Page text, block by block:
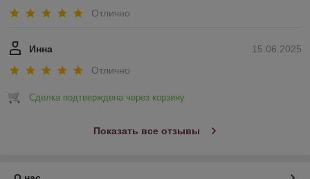
Отлично
15.06.2025
Инна
Отлично
Сделка подтверждена через корзину
Показать все отзывы